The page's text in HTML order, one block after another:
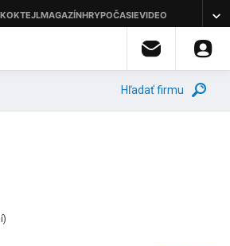
Hľadať firmu
)